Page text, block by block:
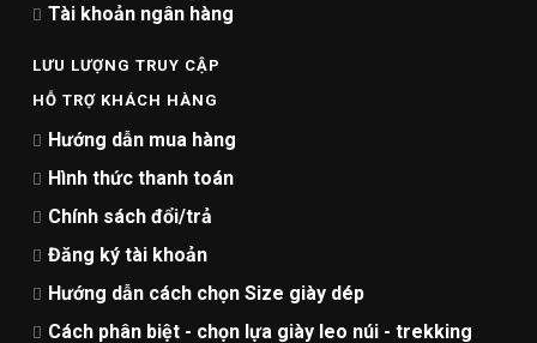
Tài khoản ngân hàng
LƯU LƯỢNG TRUY CẬP
HỖ TRỢ KHÁCH HÀNG
Hướng dẫn mua hàng
Hình thức thanh toán
Chính sách đổi/trả
Đăng ký tài khoản
Hướng dẫn cách chọn Size giày dép
Cách phân biệt - chọn lựa giày leo núi - trekking